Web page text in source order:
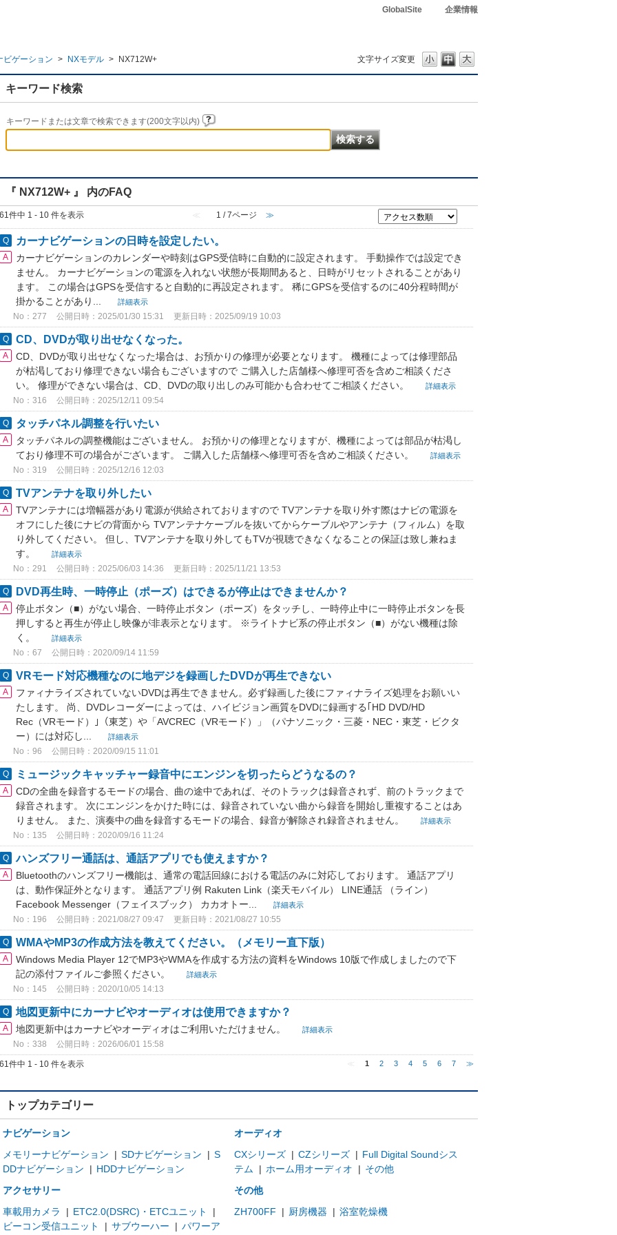
GlobalSite 企業情報
文字サイズ変更
ビゲーション > NXモデル > NX712W+
キーワード検索
キーワードまたは文章で検索できます(200文字以内)
『 NX712W+ 』 内のFAQ
61件中 1 - 10 件を表示 ≪ 1 / 7ページ ≫
カーナビゲーションの日時を設定したい。
カーナビゲーションのカレンダーや時刻はGPS受信時に自動的に設定されます。 手動操作では設定でき
ません。 カーナビゲーションの電源を入れない状態が長期間あると、日時がリセットされることがあり
ます。 この場合はGPSを受信すると自動的に再設定されます。 稀にGPSを受信するのに40分程時間が
掛かることがあり...
詳細表示
No：277 公開日時：2025/01/30 15:31 更新日時：2025/09/19 10:03
CD、DVDが取り出せなくなった。
CD、DVDが取り出せなくなった場合は、お預かりの修理が必要となります。 機種によっては修理部品
が枯渇しており修理できない場合もございますので ご購入した店舗様へ修理可否を含めご相談くださ
い。 修理ができない場合は、CD、DVDの取り出しのみ可能かも合わせてご相談ください。
詳細表示
No：316 公開日時：2025/12/11 09:54
タッチパネル調整を行いたい
タッチパネルの調整機能はございません。 お預かりの修理となりますが、機種によっては部品が枯渇し
ており修理不可の場合がございます。 ご購入した店舗様へ修理可否を含めご相談ください。
詳細表示
No：319 公開日時：2025/12/16 12:03
TVアンテナを取り外したい
TVアンテナには増幅器があり電源が供給されておりますので TVアンテナを取り外す際はナビの電源を
オフにした後にナビの背面から TVアンテナケーブルを抜いてからケーブルやアンテナ（フィルム）を取
り外してください。 但し、TVアンテナを取り外してもTVが視聴できなくなることの保証は致し兼ねま
す。
詳細表示
No：291 公開日時：2025/06/03 14:36 更新日時：2025/11/21 13:53
DVD再生時、一時停止（ポーズ）はできるが停止はできませんか？
停止ボタン（■）がない場合、一時停止ボタン（ポーズ）をタッチし、一時停止中に一時停止ボタンを長
押しすると再生が停止し映像が非表示となります。 ※ライトナビ系の停止ボタン（■）がない機種は除
く。
詳細表示
No：67 公開日時：2020/09/14 11:59
VRモード対応機種なのに地デジを録画したDVDが再生できない
ファィナライズされていないDVDは再生できません。必ず録画した後にファィナライズ処理をお願いい
たします。 尚、DVDレコーダーによっては、ハイビジョン画質をDVDに録画する｢HD DVD/HD
Rec（VRモード）｣（東芝）や「AVCREC（VRモード）」（パナソニック・三菱・NEC・東芝・ビクタ
ー）には対応し...
詳細表示
No：96 公開日時：2020/09/15 11:01
ミュージックキャッチャー録音中にエンジンを切ったらどうなるの？
CDの全曲を録音するモードの場合、曲の途中であれば、そのトラックは録音されず、前のトラックまで
録音されます。 次にエンジンをかけた時には、録音されていない曲から録音を開始し重複することはあ
りません。 また、演奏中の曲を録音するモードの場合、録音が解除され録音されません。
詳細表示
No：135 公開日時：2020/09/16 11:24
ハンズフリー通話は、通話アプリでも使えますか？
Bluetoothのハンズフリー機能は、通常の電話回線における電話のみに対応しております。 通話アプリ
は、動作保証外となります。 通話アプリ例 Rakuten Link（楽天モバイル） LINE通話 （ライン）
Facebook Messenger（フェイスブック） カカオトー...
詳細表示
No：196 公開日時：2021/08/27 09:47 更新日時：2021/08/27 10:55
WMAやMP3の作成方法を教えてください。（メモリー直下版）
Windows Media Player 12でMP3やWMAを作成する方法の資料をWindows 10版で作成しましたので下
記の添付ファイルご参照ください。
詳細表示
No：145 公開日時：2020/10/05 14:13
地図更新中にカーナビやオーディオは使用できますか？
地図更新中はカーナビやオーディオはご利用いただけません。 詳細表示
No：338 公開日時：2026/06/01 15:58
61件中 1 - 10 件を表示 1 2 3 4 5 6 7 ≫
トップカテゴリー
ナビゲーション
メモリーナビゲーション
| SDナビゲーション | S
DDナビゲーション
| HDDナビゲーション
オーディオ
CXシリーズ | CZシリーズ | Full Digital Soundシス
テム
| ホーム用オーディオ | その他
アクセサリー
車載用カメラ
| ETC2.0(DSRC)・ETCユニット
|
ビーコン受信ユニット
| サブウーハー | パワーア
その他
ZH700FF
| 厨房機器 | 浴室乾燥機